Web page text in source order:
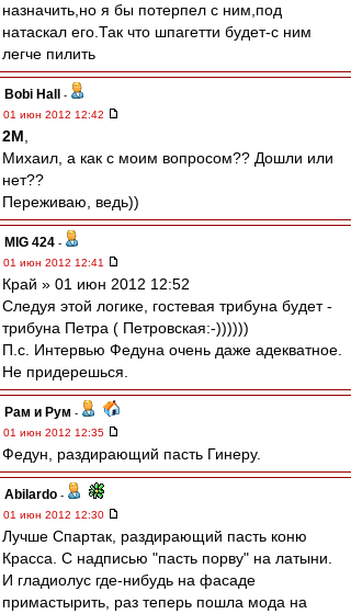
назначить,но я бы потерпел с ним,под
натаскал его.Так что шпагетти будет-с ним
легче пилить
Bobi Hall
-
01 июн 2012 12:42
2M
Михаил, а как с моим вопросом?? Дошли или
нет??
Переживаю, ведь))
MIG 424 -
01 июн 2012 12:41
Край » 01 июн 2012 12:52
Следуя этой логике, гостевая трибуна будет -
трибуна Петра ( Петровская:-))))))
П.с. Интервью Федуна очень даже адекватное.
Не придерешься.
Рам и Рум -
01 июн 2012 12:35
Федун, раздирающий пасть Гинеру.
Abilardo -
01 июн 2012 12:30
Лучше Спартак, раздирающий пасть коню
Красса. С надписью "пасть порву" на латыни.
И гладиолус где-нибудь на фасаде
примастырить, раз теперь пошла мода на